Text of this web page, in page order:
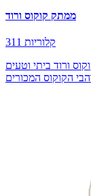
ממתק קוקוס ורוד
311 קלוריות
ורוד ביתי וטעים